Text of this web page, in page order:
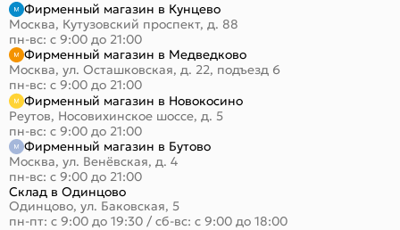
Фирменный магазин в Кунцево
Москва, Кутузовский проспект, д. 88
пн-вс: с 9:00 до 21:00
Фирменный магазин в Медведково
Москва, ул. Осташковская, д. 22, подъезд 6
пн-вс: с 9:00 до 21:00
Фирменный магазин в Новокосино
Реутов, Носовихинское шоссе, д. 5
пн-вс: с 9:00 до 21:00
Фирменный магазин в Бутово
Москва, ул. Венёвская, д. 4
пн-вс: с 9:00 до 21:00
Склад в Одинцово
Одинцово, ул. Баковская, 5
пн-пт: с 9:00 до 19:30 / сб-вс: с 9:00 до 18:00